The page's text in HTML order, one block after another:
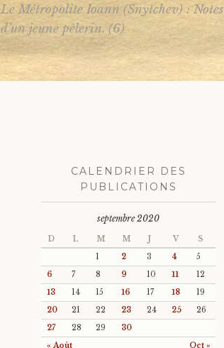
Post
navigation
Le Métropolite Ioann (Snytchev) : Notes
d’un jeune pèlerin. (6)
CALENDRIER DES
PUBLICATIONS
septembre 2020
D L M M V S
« Août Oct »
1 2 3 4
5
6
7 8 9 10 11
12
13
14 15 16 17 18
19
20
21 22 23 24 25
26
27
28 29 30